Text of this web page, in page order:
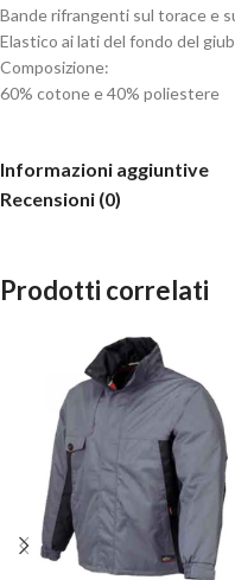
Bande rifrangenti sul torace e
Elastico ai lati del fondo del
Composizione:
60% cotone e 40% poliestere
Informazioni aggiuntive
Recensioni (0)
Prodotti correlati